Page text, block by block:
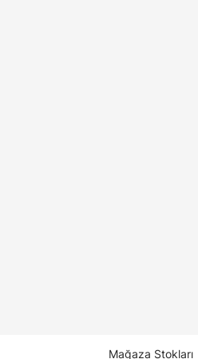
Mağaza Stokları